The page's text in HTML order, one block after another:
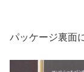
パッケージ裏面